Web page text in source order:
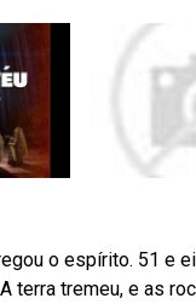
o espírito. 51 e
terra tremeu, e as